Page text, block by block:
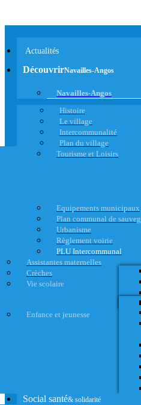
Actualités
DécouvrirNavailles-Angos
Navailles-Angos
Histoire
Le village
Intercommunalité
Plan du village
Tourisme et Loisirs
Equipements municipaux
Plan communal de
Urbanisme
Règlement voirie
PLU Intercommunal
Assistantes maternelles
Crèches
Vie scolaire
Enfance et jeunesse
Social santé& solidarité